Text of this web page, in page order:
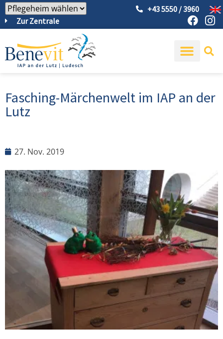
Zur Zentrale
+43 5550 / 3960
Fasching-Märchenwelt im IAP an der
Lutz
27. Nov. 2019